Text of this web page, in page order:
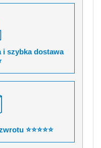
i szybka dostawa
⭐⭐⭐⭐⭐